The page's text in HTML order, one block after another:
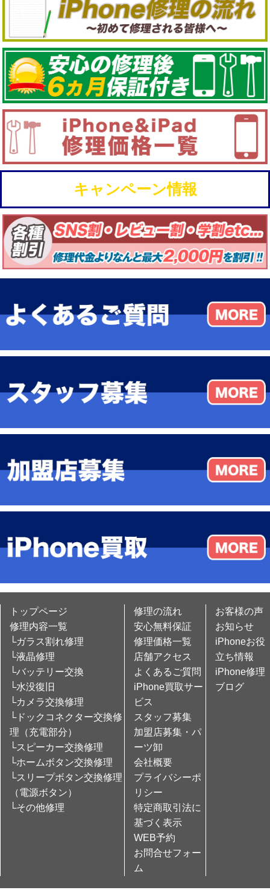
キャンペーン情報
トップページ
修理内容一覧
└ガラス割れ修理
└液晶修理
└バッテリー交換
└水没復旧
└カメラ交換修理
└ドックコネクター交換修
理（充電部分）
└スピーカー交換修理
└ホームボタン交換修理
└スリープボタン交換修理
（電源ボタン）
└その他修理
修理の流れ
安心無料保証
修理価格一覧
店舗アクセス
よくあるご質問
iPhone買取サー
ビス
スタッフ募集
加盟店募集・パ
ーツ卸
会社概要
プライバシーポ
リシー
特定商取引法に
基づく表示
WEB予約
お問合せフォー
ム
お客様の声
お知らせ
iPhoneお役
立ち情報
iPhone修理
ブログ